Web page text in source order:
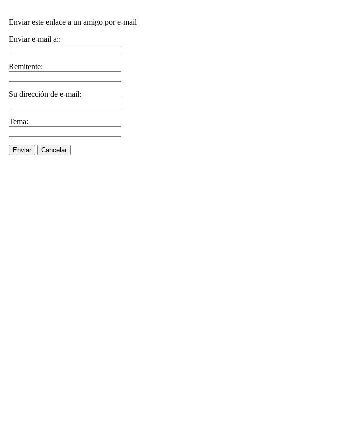
Enviar este enlace a un amigo por e-mail
Enviar e-mail a::
Remitente:
Su dirección de e-mail:
Tema:
Enviar Cancelar